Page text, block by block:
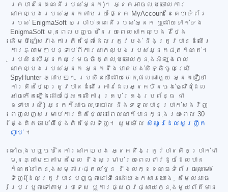
រកបាននៃគណនីរបស់អ្នក)។ អ្នកអាចលុបចោលការ
សាកល្បងរបស់អ្នកតាមរយៈផ្នែក MyAccount នៃគេហទំព័រ
របស់ EnigmaSoft សម្រាប់គណនីរបស់អ្នក ឬដោយទាក់ទង
EnigmaSoft មុនពេលបញ្ចប់នៃរយៈពេលសាកល្បង 7 ថ្ងៃ
ដើម្បីជៀសវាងការគិតថ្លៃដែលត្រូវបង់ និងត្រូវបានដំណើរ
ការភ្លាមៗបន្ទាប់ពីការសាកល្បងរបស់អ្នកផុតកំណត់។
ប្រសិនបើអ្នកសម្រេចចិត្តលុបចោលក្នុងអំឡុងពេល
សាកល្បងរបស់អ្នក អ្នកនឹងបាត់បង់សិទ្ធិចូលប្រើ
SpyHunter ភ្លាមៗ។ ប្រសិនបើដោយហេតុផលណាមួយ អ្នកជឿថា
ការគិតថ្លៃត្រូវបានដំណើរការដែលអ្នកមិនចង់ធ្វើ (ដែល
អាចកើតឡើងដោយផ្អែកលើការគ្រប់គ្រងប្រព័ន្ធ ជា
ឧទាហរណ៍) អ្នកក៏អាចលុបចោល និងទទួលបានប្រាក់សងវិញ
ពេញលេញសម្រាប់ការគិតថ្លៃនៅពេលណាក៏បានក្នុងរយៈពេល 30
ថ្ងៃគិតចាប់ពីថ្ងៃគិតថ្លៃទិញ។ សូមមើល សំណួរដែលសួរញឹក
ញាប់ ។
នៅចុងបញ្ចប់នៃការសាកល្បង អ្នកនឹងត្រូវបានគិតប្រាក់ជា
មុនភ្លាមៗតាមតម្លៃ និងសម្រាប់រយៈពេលជាវដូចដែលបាន
កំណត់នៅក្នុងសម្ភារៈផ្តល់ជូន និងលក្ខខណ្ឌទំព័រចុះឈ្មោះ/
ទិញ (ដែលត្រូវបានបញ្ចូលនៅទីនេះដោយឯកសារយោង; តម្លៃអាច
ប្រែប្រួលទៅតាមប្រទេស ឬការផ្សព្វផ្សាយក្នុងមួយព័ត៌មាន